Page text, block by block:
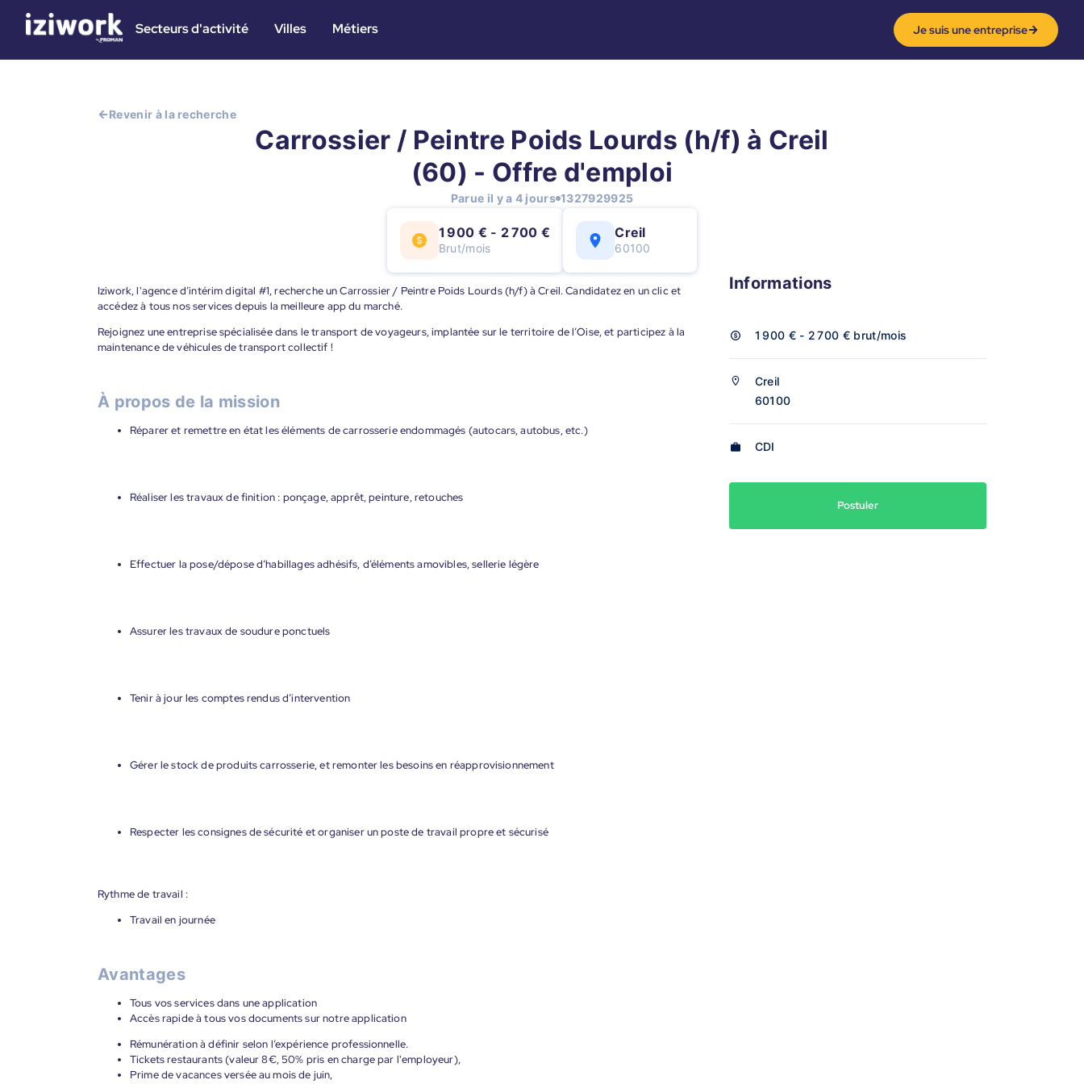
Secteurs d'activité Villes Métiers Je suis une entreprise
Revenir à la recherche
Carrossier / Peintre Poids Lourds (h/f) à Creil
(60) - Offre d'emploi
Parue il y a 4 jours 1327929925
1 900 € - 2 700 €
Brut/mois
Creil
60100
Iziwork, l'agence d’intérim digital #1, recherche un Carrossier / Peintre Poids Lourds (h/f) à Creil. Candidatez en un clic et
accédez à tous nos services depuis la meilleure app du marché.
Rejoignez une entreprise spécialisée dans le transport de voyageurs, implantée sur le territoire de l’Oise, et participez à la
maintenance de véhicules de transport collectif !
À propos de la mission
Réparer et remettre en état les éléments de carrosserie endommagés (autocars, autobus, etc.)
Réaliser les travaux de finition : ponçage, apprêt, peinture, retouches
Effectuer la pose/dépose d’habillages adhésifs, d’éléments amovibles, sellerie légère
Assurer les travaux de soudure ponctuels
Tenir à jour les comptes rendus d’intervention
Gérer le stock de produits carrosserie, et remonter les besoins en réapprovisionnement
Respecter les consignes de sécurité et organiser un poste de travail propre et sécurisé
Rythme de travail :
Travail en journée
Avantages
Tous vos services dans une application
Accès rapide à tous vos documents sur notre application
Rémunération à définir selon l’expérience professionnelle.
Tickets restaurants (valeur 8€, 50% pris en charge par l'employeur),
Prime de vacances versée au mois de juin,
Informations
1 900 € - 2 700 € brut/mois
Creil
60100
CDI
Postuler